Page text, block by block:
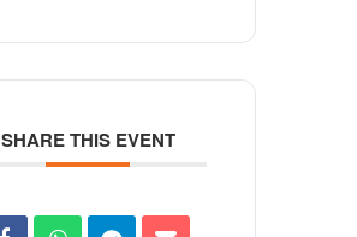
SHARE THIS EVENT